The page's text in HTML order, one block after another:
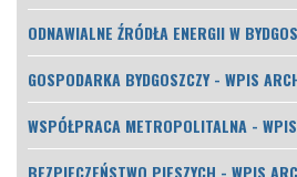
ODNAWIALNE ŹRÓDŁA ENERGII W
GOSPODARKA BYDGOSZCZY - WPIS
WSPÓŁPRACA METROPOLITALNA -